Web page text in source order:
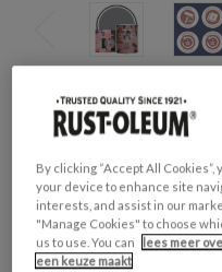
Productveiligheid
Waarschuwing
veroorzaken.
H412 -
organismen,
By clicking “Accept All
your device to enhance site
interests, and assist in our
"Manage Cookies" to choose
us to use. You can
lees meer
een keuze maakt